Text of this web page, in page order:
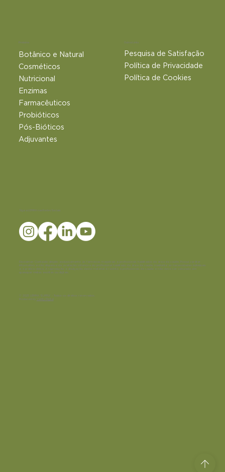
Produtos
Botânico e Natural​
Cosméticos
Nutricional
Enzimas
Farmacêuticos
Probióticos
Pós-Bióticos
Adjuvantes
Outros Links
Pesquisa de Satisfação
Política de Privacidade
Política de Cookies
Siga a LEMMA nas Redes Sociais
Disclaimer:
Conteúdo dirigido exclusivamente às farmácias magistrais e profissionais habilitados da área da saúde. Possui caráter
informativo e não dispensa da avaliação criteriosa do profissional habilitado da área da saúde, mediante as necessidades individuais
e a prática clínica. A reprodução e divulgação deste material é restrita a profissionais da saúde e não deve ser veiculada em
quaisquer mídias escritas ou digitais.
© 2025 LEMMA SUPPLY - Todos os direitos reservados.
Produced by Verity Digital